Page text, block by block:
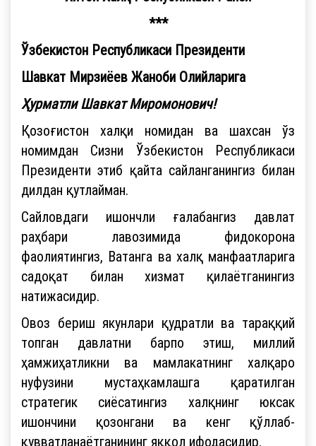
***
Ўзбекистон Республикаси Президенти
Шавкат Мирзиёев Жаноби Олийларига
Ҳурматли Шавкат Миромонович!
Қозоғистон халқи номидан ва шахсан ўз
номимдан Сизни Ўзбекистон Республикаси
Президенти этиб қайта сайланганингиз билан
дилдан қутлайман.
Сайловдаги ишончли ғалабангиз давлат
раҳбари лавозимида фидокорона
фаолиятингиз, Ватанга ва халқ манфаатларига
садоқат билан хизмат қилаётганингиз
натижасидир.
Овоз бериш якунлари қудратли ва тараққий
топган давлатни барпо этиш, миллий
ҳамжиҳатликни ва мамлакатнинг халқаро
нуфузини мустаҳкамлашга қаратилган
стратегик сиёсатингиз халқнинг юксак
ишончини қозонгани ва кенг қўллаб-
қувватланаётганининг яққол ифодасидир.